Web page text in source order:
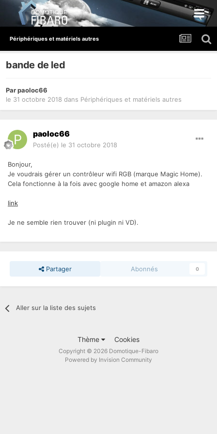
Périphériques et matériels autres
bande de led
Parpaoloc66
le 31 octobre 2018 dans Périphériques et matériels autres
paoloc66
Posté(e) le 31 octobre 2018
Bonjour,
Je voudrais gérer un contrôleur wifi RGB (marque Magic Home).
Cela fonctionne à la fois avec google home et amazon alexa
link
Je ne semble rien trouver (ni plugin ni VD).
Partager Abonnés 0
Aller sur la liste des sujets
Thème Cookies
Copyright © 2026 Domotique-Fibaro
Powered by Invision Community